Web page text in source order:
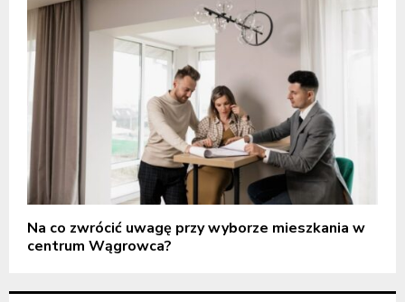
Na co zwrócić uwagę przy wyborze mieszkania w
centrum Wągrowca?